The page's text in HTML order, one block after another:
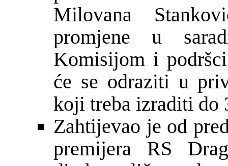
Milovana
promjene u
Komisijom i
će se odraziti u
koji treba izraditi do
Zahtijevao je od
premijera RS